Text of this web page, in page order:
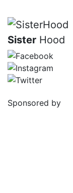
Sister Hood
Sponsored by